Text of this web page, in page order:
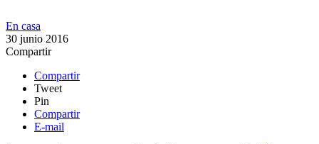
En casa
30 junio 2016
Compartir
Compartir
Tweet
Pin
Compartir
E-mail